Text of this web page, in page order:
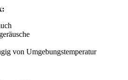
von Umgebungstemperatur